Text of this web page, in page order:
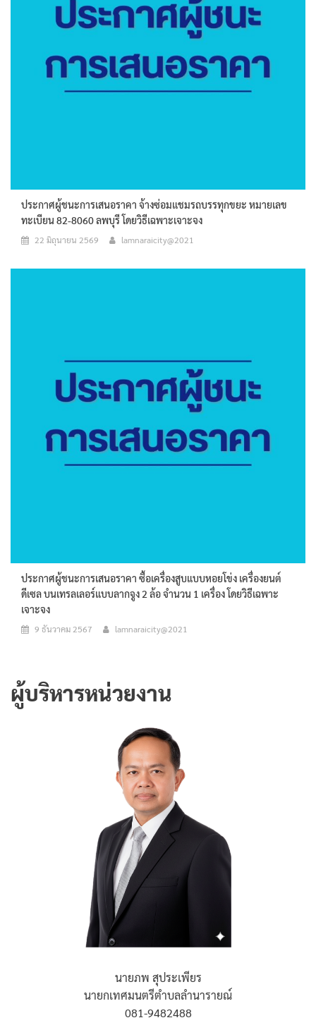
ประกาศผู้ชนะการเสนอราคา จ้างซ่อมแชมรถบรรทุกขยะ หมายเลข
ทะเบียน 82-8060 ลพบุรี โดยวิธีเฉพาะเจาะจง
22 มิถุนายน 2569 lamnaraicity@2021
ประกาศผู้ชนะการเสนอราคา ซื้อเครื่องสูบแบบหอยโข่ง เครื่องยนต์
ดีเซล บนเทรลเลอร์แบบลากจูง 2 ล้อ จำนวน 1 เครื่อง โดยวิธีเฉพาะ
เจาะจง
9 ธันวาคม 2567 lamnaraicity@2021
ผู้บริหารหน่วยงาน
นายภพ สุประเพียร
นายกเทศมนตรีตำบลลำนารายณ์
081-9482488